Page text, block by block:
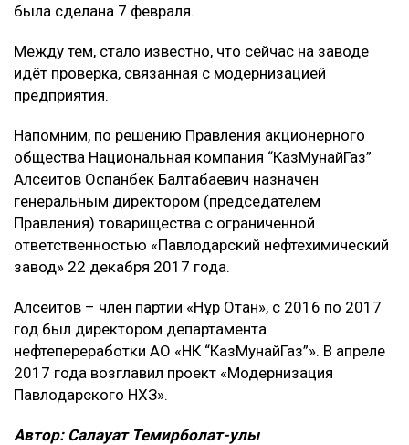
была сделана 7 февраля.
Между тем, стало известно, что сейчас на заводе
идёт проверка, связанная с модернизацией
предприятия.
Напомним, по решению Правления акционерного
общества Национальная компания “КазМунайГаз”
Алсеитов Оспанбек Балтабаевич назначен
генеральным директором (председателем
Правления) товарищества с ограниченной
ответственностью «Павлодарский нефтехимический
завод» 22 декабря 2017 года.
Алсеитов – член партии «Нұр Отан», с 2016 по 2017
год был директором департамента
нефтепереработки АО «НК “КазМунайГаз”». В апреле
2017 года возглавил проект «Модернизация
Павлодарского НХЗ».
Автор: Салауат Темирболат-улы